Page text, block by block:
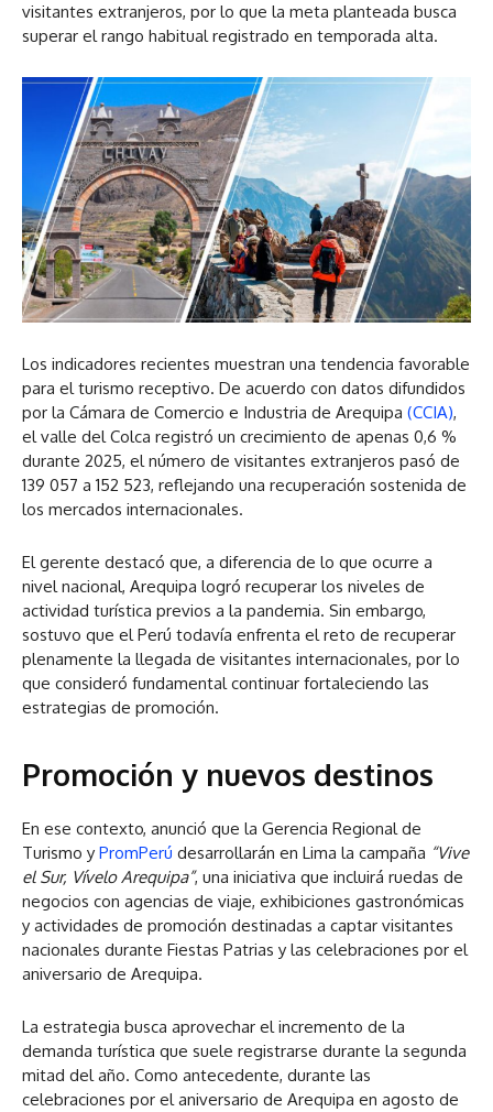
visitantes extranjeros, por lo que la meta planteada busca
superar el rango habitual registrado en temporada alta.
Los indicadores recientes muestran una tendencia favorable
para el turismo receptivo. De acuerdo con datos difundidos
por la Cámara de Comercio e Industria de Arequipa (CCIA),
el valle del Colca registró un crecimiento de apenas 0,6 %
durante 2025, el número de visitantes extranjeros pasó de
139 057 a 152 523, reflejando una recuperación sostenida de
los mercados internacionales.
El gerente destacó que, a diferencia de lo que ocurre a
nivel nacional, Arequipa logró recuperar los niveles de
actividad turística previos a la pandemia. Sin embargo,
sostuvo que el Perú todavía enfrenta el reto de recuperar
plenamente la llegada de visitantes internacionales, por lo
que consideró fundamental continuar fortaleciendo las
estrategias de promoción.
Promoción y nuevos destinos
En ese contexto, anunció que la Gerencia Regional de
Turismo y PromPerú desarrollarán en Lima la campaña “Vive
el Sur, Vívelo Arequipa”, una iniciativa que incluirá ruedas de
negocios con agencias de viaje, exhibiciones gastronómicas
y actividades de promoción destinadas a captar visitantes
nacionales durante Fiestas Patrias y las celebraciones por el
aniversario de Arequipa.
La estrategia busca aprovechar el incremento de la
demanda turística que suele registrarse durante la segunda
mitad del año. Como antecedente, durante las
celebraciones por el aniversario de Arequipa en agosto de